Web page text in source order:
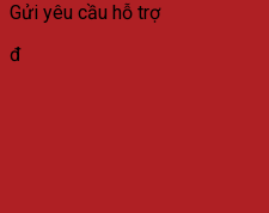
Gửi yêu cầu hỗ trợ
đ